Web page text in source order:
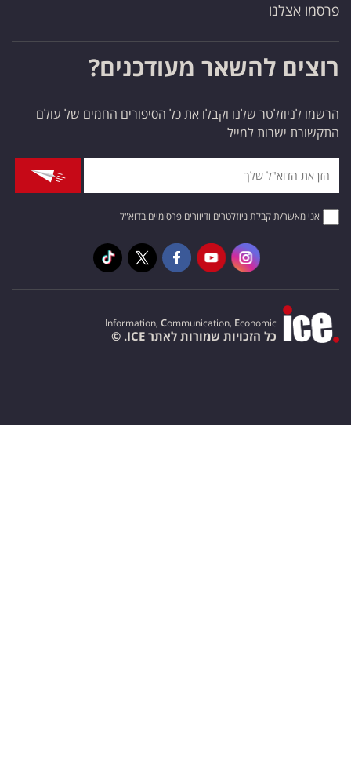
פרסמו אצלנו
רוצים להשאר מעודכנים?
הרשמו לניוזלטר שלנו וקבלו את כל הסיפורים החמים של עולם
התקשורת ישרות למייל
אני מאשר/ת קבלת ניוזלטרים ודיוורים פרסומיים בדוא"ל
Information, Communication, Economic
כל הזכויות שמורות לאתר ICE. ©